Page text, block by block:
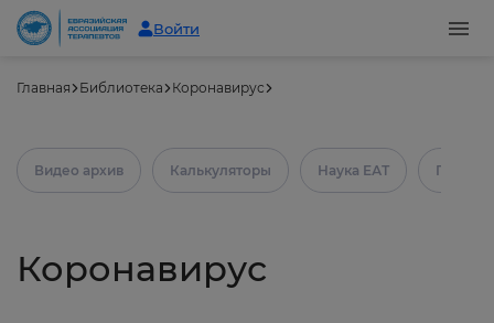
Войти
Главная Библиотека Коронавирус
Видео архив Калькуляторы Наука ЕАТ
Коронавирус